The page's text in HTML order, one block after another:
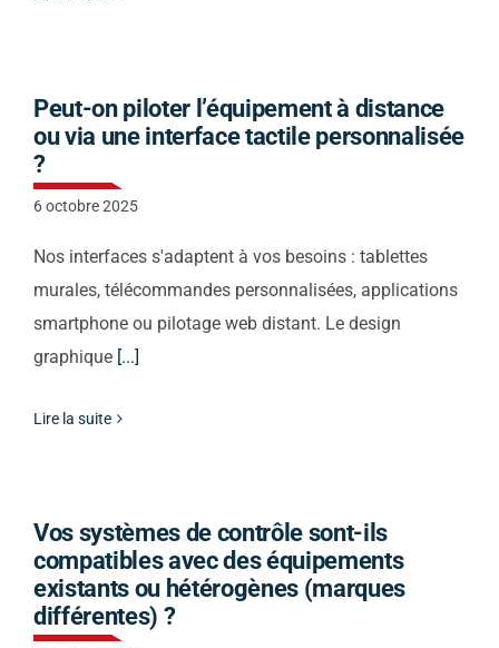
Peut-on piloter l’équipement à distance
ou via une interface tactile personnalisée
?
6 octobre 2025
Nos interfaces s'adaptent à vos besoins : tablettes
murales, télécommandes personnalisées, applications
smartphone ou pilotage web distant. Le design
graphique [...]
Lire la suite
Vos systèmes de contrôle sont-ils
compatibles avec des équipements
existants ou hétérogènes (marques
différentes) ?
Envoyez nous un email
recontacterons